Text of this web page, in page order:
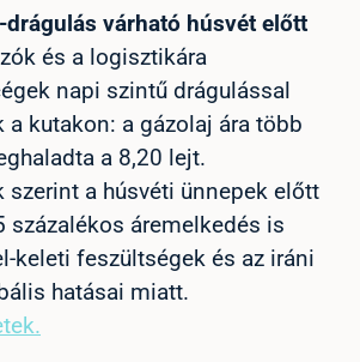
drágulás várható húsvét előtt
és a logisztikára
napi szintű drágulással
a kutakon: a gázolaj ára több
a 8,20 lejt.
szerint a húsvéti ünnepek előtt
százalékos áremelkedés is
keleti feszültségek és az iráni
hatásai miatt.